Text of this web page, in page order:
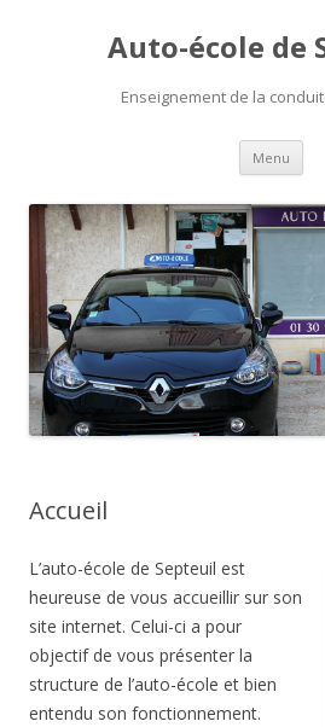
Auto-école de
Enseignement de la
Menu Aller
Accueil
L’auto-école de Septeuil est
heureuse de vous accueillir sur son
site internet. Celui-ci a pour
objectif de vous présenter la
structure de l’auto-école et bien
entendu son fonctionnement.